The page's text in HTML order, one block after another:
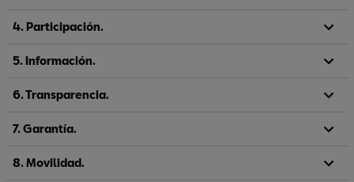
4. Participación.
5. Información.
6. Transparencia.
7. Garantía.
8. Movilidad.